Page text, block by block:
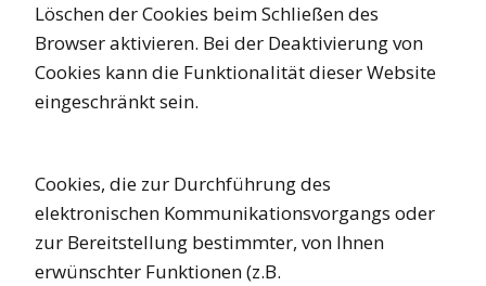
Löschen der Cookies beim Schließen des
Browser aktivieren. Bei der Deaktivierung von
Cookies kann die Funktionalität dieser Website
eingeschränkt sein.
Cookies, die zur Durchführung des
elektronischen Kommunikationsvorgangs oder
zur Bereitstellung bestimmter, von Ihnen
erwünschter Funktionen (z.B.